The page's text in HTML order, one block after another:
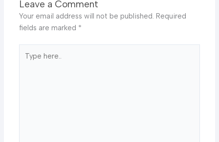
Leave a Comment
Your email address will not be published. Required
fields are marked *
here..